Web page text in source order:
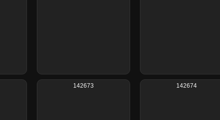
142673 142674